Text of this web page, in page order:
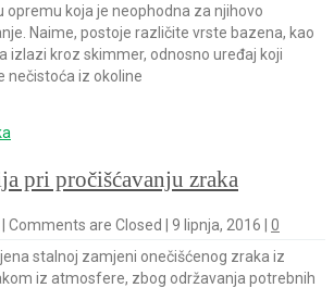
koja je neophodna za njihovo
Naime, postoje različite vrste bazena, kao
izlazi kroz skimmer, odnosno uređaj koji
nečistoća iz okoline
pri pročišćavanju zraka
Comments are Closed 9 lipnja, 2016
0
stalnoj zamjeni onečišćenog zraka iz
iz atmosfere, zbog održavanja potrebnih